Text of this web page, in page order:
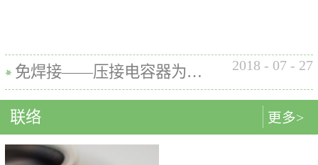
小的区域，同时弹簧针很小的
压力，不会对产品造成损坏。
杜绝了坏品流到下一级生产线
及市场的可能性，有效的提高
了产品的成品率，从而提高厂
上问题，其最高精度能够对应
100um Pitch（线宽+线距）的产
品，若加上非接触感应器可测
25um Pitch（线宽+线距）的产
免焊接——压接电容器为电路组装带来多种好处 2018 - 07 - 27
更多>
联络